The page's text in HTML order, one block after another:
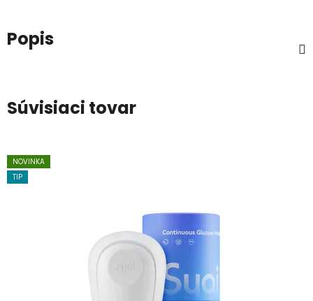
Popis
Súvisiaci tovar
NOVINKA
TIP